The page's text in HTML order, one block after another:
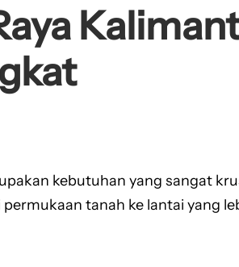
kebutuhan yang sangat
tanah ke lantai yang